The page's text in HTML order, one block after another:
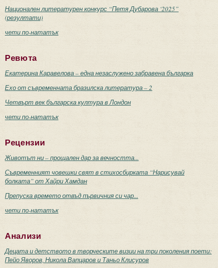
Национален литературен конкурс “Петя Дубарова ‘2025”
(резултати)
чети по-нататък
Ревюта
Екатерина Каравелова – една незаслужено забравена българка
Ехо от съвременната бразилска литература – 2
Четвърт век българска култура в Лондон
чети по-нататък
Рецензии
Животът ни – прощален дар за вечността...
Съвременният човешки свят в стихосбирката “Нарисувай
болката” от Хайри Хамдан
Препуска времето отвъд първичния си чар...
чети по-нататък
Анализи
Децата и детството в творческите визии на три поколения поети:
Пейо Яворов, Никола Вапцаров и Таньо Клисуров